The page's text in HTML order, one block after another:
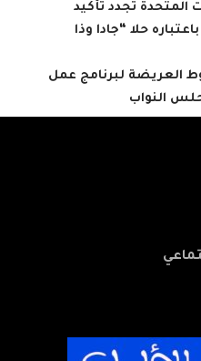
المتحدة تجدد تأكيد
حلا “جادا وذا
العريضة لبرنامج عمل